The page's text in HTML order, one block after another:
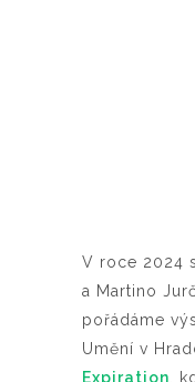
V roce 2024
a Martino
pořádáme
Umění v
Expiration ,